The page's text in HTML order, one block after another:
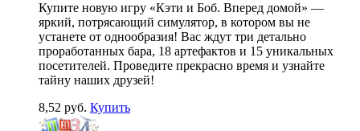
Купите новую игру «Кэти и Боб. Вперед домой» —
яркий, потрясающий симулятор, в котором вы не
устанете от однообразия! Вас ждут три детально
проработанных бара, 18 артефактов и 15 уникальных
посетителей. Проведите прекрасно время и узнайте
тайну наших друзей!
8,52 руб. Купить